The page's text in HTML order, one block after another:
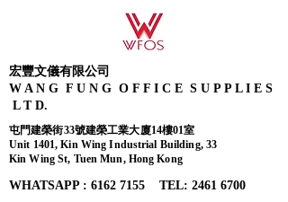
宏豐文儀有限公司
W A N G F U N G O F F I C E S U P P L I E S
L T D.
屯門建榮街33號建榮工業大廈14樓01室
Unit 1401, Kin Wing Industrial Building, 33
Kin Wing St, Tuen Mun, Hong Kong
WHATSAPP : 6162 7155​ TEL: 2461 6700